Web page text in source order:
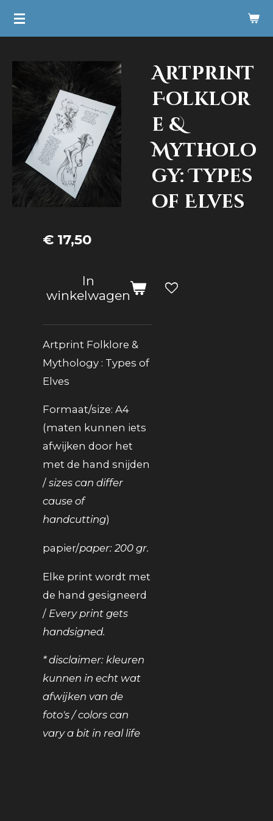
Ga
hoofdinhoud
Artprint
Folklor
e &
Mytholo
gy: Types
of Elves
€ 17,50
In
winkelwagen
Artprint Folklore &
Mythology : Types of
Elves
Formaat/size: A4
(maten kunnen iets
afwijken door het
met de hand snijden
/ sizes can differ
cause of
handcutting)
papier/paper: 200 gr.
Elke print wordt met
de hand gesigneerd
/ Every print gets
handsigned.
* disclaimer: kleuren
kunnen in echt wat
afwijken van de
foto's / colors can
vary a bit in real life